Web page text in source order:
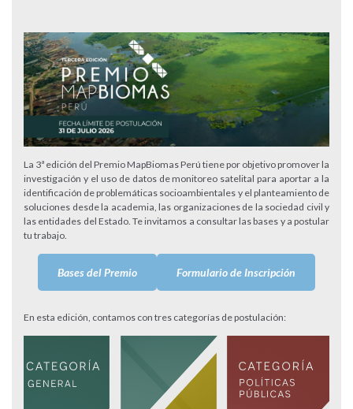
La 3ª edición del Premio MapBiomas Perú tiene por objetivo promover la
investigación y el uso de datos de monitoreo satelital para aportar a la
identificación de problemáticas socioambientales y el planteamiento de
soluciones desde la academia, las organizaciones de la sociedad civil y
las entidades del Estado. Te invitamos a consultar las bases y a postular
tu trabajo.
Bases del Premio Formulario de Inscripción
En esta edición, contamos con tres categorías de postulación: